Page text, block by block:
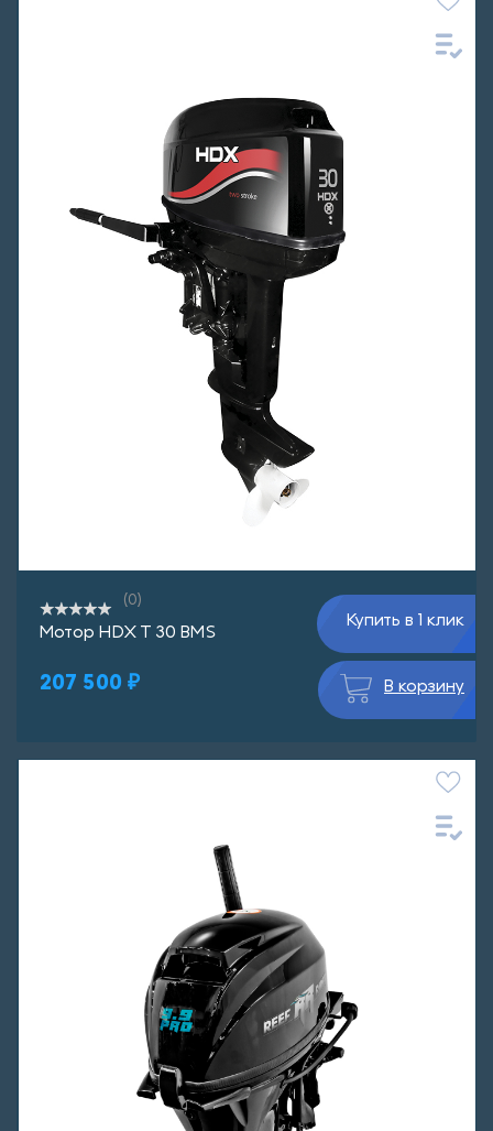
(0)
Мотор HDX T 30 BMS
207 500 ₽
Купить в 1 клик
В корзину